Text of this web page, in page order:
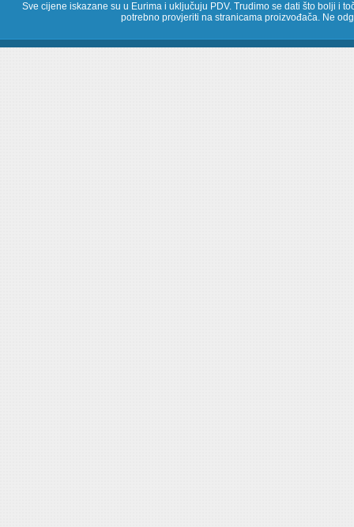
Sve cijene iskazane su u Eurima i uključuju PDV. Trudimo se dati što bolji i
potrebno provjeriti na stranicama proizvođača. Ne